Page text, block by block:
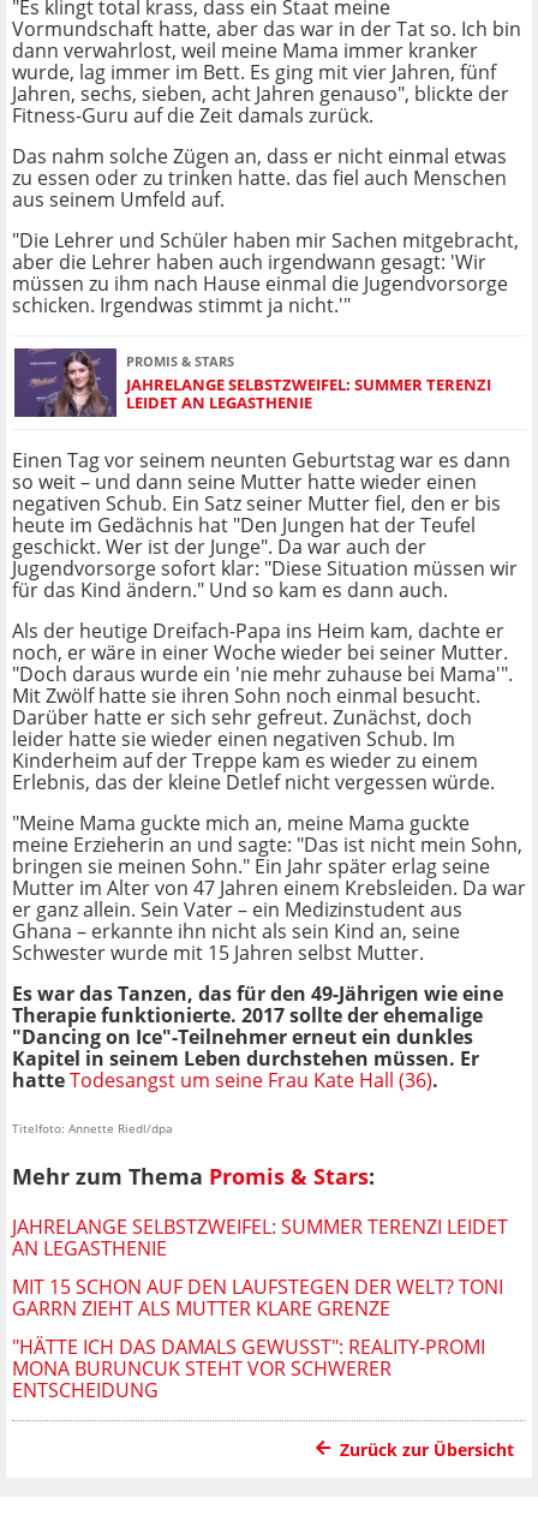
"Es klingt total krass, dass ein Staat meine
Vormundschaft hatte, aber das war in der Tat so. Ich bin
dann verwahrlost, weil meine Mama immer kranker
wurde, lag immer im Bett. Es ging mit vier Jahren, fünf
Jahren, sechs, sieben, acht Jahren genauso", blickte der
Fitness-Guru auf die Zeit damals zurück.
Das nahm solche Zügen an, dass er nicht einmal etwas
zu essen oder zu trinken hatte. das fiel auch Menschen
aus seinem Umfeld auf.
"Die Lehrer und Schüler haben mir Sachen mitgebracht,
aber die Lehrer haben auch irgendwann gesagt: 'Wir
müssen zu ihm nach Hause einmal die Jugendvorsorge
schicken. Irgendwas stimmt ja nicht.'"
PROMIS & STARS
JAHRELANGE SELBSTZWEIFEL: SUMMER TERENZI
LEIDET AN LEGASTHENIE
Einen Tag vor seinem neunten Geburtstag war es dann
so weit – und dann seine Mutter hatte wieder einen
negativen Schub. Ein Satz seiner Mutter fiel, den er bis
heute im Gedächnis hat "Den Jungen hat der Teufel
geschickt. Wer ist der Junge". Da war auch der
Jugendvorsorge sofort klar: "Diese Situation müssen wir
für das Kind ändern." Und so kam es dann auch.
Als der heutige Dreifach-Papa ins Heim kam, dachte er
noch, er wäre in einer Woche wieder bei seiner Mutter.
"Doch daraus wurde ein 'nie mehr zuhause bei Mama'".
Mit Zwölf hatte sie ihren Sohn noch einmal besucht.
Darüber hatte er sich sehr gefreut. Zunächst, doch
leider hatte sie wieder einen negativen Schub. Im
Kinderheim auf der Treppe kam es wieder zu einem
Erlebnis, das der kleine Detlef nicht vergessen würde.
"Meine Mama guckte mich an, meine Mama guckte
meine Erzieherin an und sagte: "Das ist nicht mein Sohn,
bringen sie meinen Sohn." Ein Jahr später erlag seine
Mutter im Alter von 47 Jahren einem Krebsleiden. Da war
er ganz allein. Sein Vater – ein Medizinstudent aus
Ghana – erkannte ihn nicht als sein Kind an, seine
Schwester wurde mit 15 Jahren selbst Mutter.
Es war das Tanzen, das für den 49-Jährigen wie eine
Therapie funktionierte. 2017 sollte der ehemalige
"Dancing on Ice"-Teilnehmer erneut ein dunkles
Kapitel in seinem Leben durchstehen müssen. Er
hatteTodesangst um seine Frau Kate Hall (36).
Titelfoto: Annette Riedl/dpa
Mehr zum Thema Promis & Stars:
JAHRELANGE SELBSTZWEIFEL: SUMMER TERENZI LEIDET
AN LEGASTHENIE
MIT 15 SCHON AUF DEN LAUFSTEGEN DER WELT? TONI
GARRN ZIEHT ALS MUTTER KLARE GRENZE
"HÄTTE ICH DAS DAMALS GEWUSST": REALITY-PROMI
MONA BURUNCUK STEHT VOR SCHWERER
ENTSCHEIDUNG
Zurück zur Übersicht